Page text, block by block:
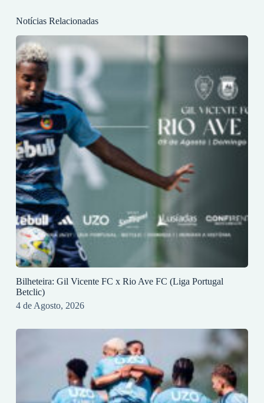
Notícias Relacionadas
Bilheteira: Gil Vicente FC x Rio Ave FC (Liga Portugal
Betclic)
4 de Agosto, 2026